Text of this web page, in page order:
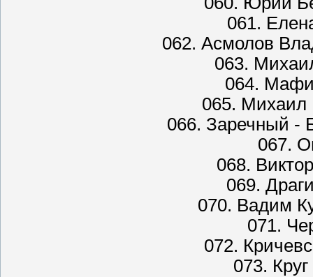
061.
062. Асмолов
063.
064.
065. Михаил
066. Заречный -
067.
068.
069.
070. Вадим
071.
072.
073.